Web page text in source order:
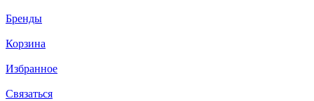
Бренды
Корзина
Избранное
Связаться